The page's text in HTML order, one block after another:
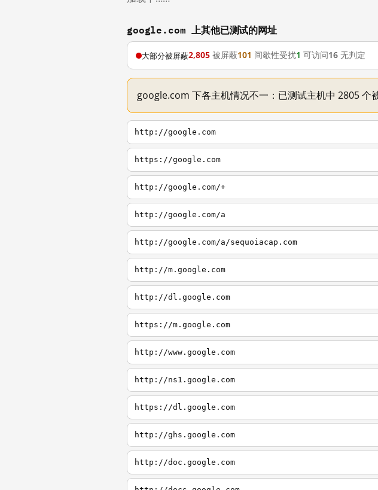
google.com 上其他已测试的网址
大部分被屏蔽2,805 被屏蔽101 间歇性受扰1 可访问16 无判定
google.com 下各主机情况不一：已测试主机中 2805 个
http://google.com
https://google.com
http://google.com/+
http://google.com/a
http://google.com/a/sequoiacap.com
http://m.google.com
http://dl.google.com
https://m.google.com
http://www.google.com
http://ns1.google.com
https://dl.google.com
http://ghs.google.com
http://doc.google.com